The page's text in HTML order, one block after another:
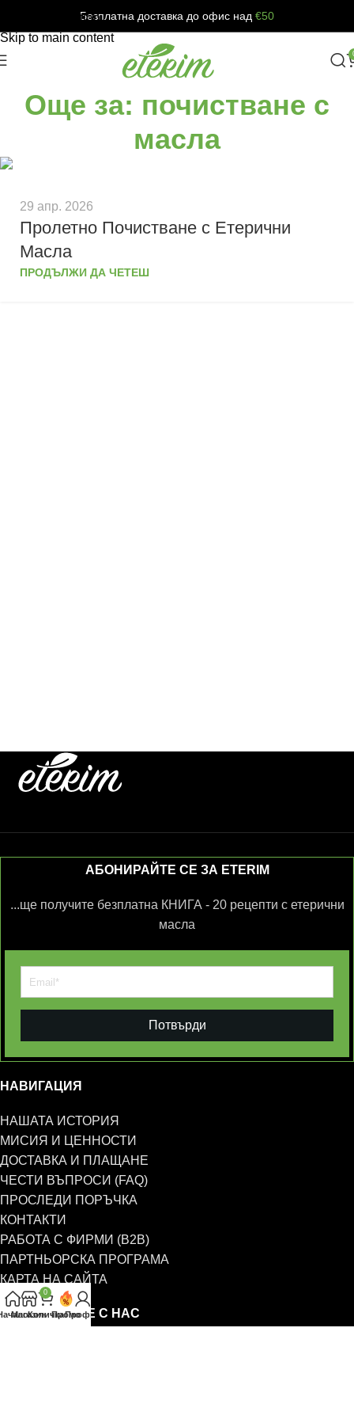
Skip to navigation
Skip to main content
Безплатна доставка до офис над €50
Още за: почистване с
масла
29 апр. 2026
Пролетно Почистване с Етерични
Масла
ПРОДЪЛЖИ ДА ЧЕТЕШ
АБОНИРАЙТЕ СЕ ЗА ETERIM
...ще получите безплатна КНИГА - 20 рецепти с етерични
масла
Потвърди
НАВИГАЦИЯ
НАШАТА ИСТОРИЯ
МИСИЯ И ЦЕННОСТИ
ДОСТАВКА И ПЛАЩАНЕ
ЧЕСТИ ВЪПРОСИ (FAQ)
ПРОСЛЕДИ ПОРЪЧКА
КОНТАКТИ
РАБОТА С ФИРМИ (B2B)
ПАРТНЬОРСКА ПРОГРАМА
КАРТА НА САЙТА
СВЪРЖЕТЕ СЕ С НАС
Магазин
0
КоличкаПромоПрофил